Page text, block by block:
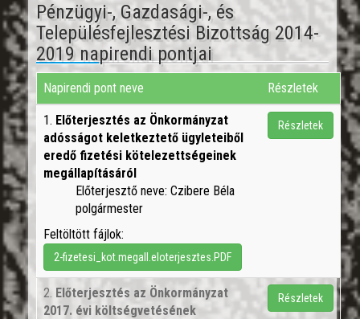
Pénzügyi-, Gazdasági-, és
Településfejlesztési Bizottság 2014-
2019 napirendi pontjai
Napirendi pont neve Részletek
1. Előterjesztés az Önkormányzat
adósságot keletkeztető ügyleteiből
eredő fizetési kötelezettségeinek
megállapításáról
Előterjesztő neve: Czibere Béla
polgármester
Feltöltött fájlok:
2-fizetesi_kot.megall.eloterjesztes.PDF
Részletek
2. Előterjesztés az Önkormányzat
2017. évi költségvetésének
Részletek